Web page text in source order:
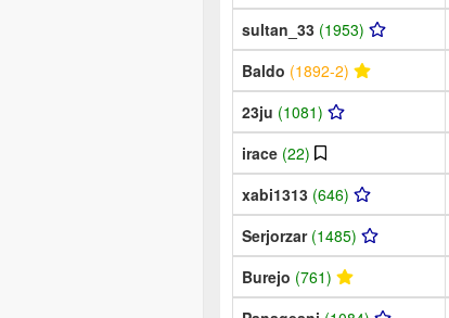
sultan_33 (1953)
Baldo (1892-2)
23ju (1081)
irace (22)
xabi1313 (646)
Serjorzar (1485)
Burejo (761)